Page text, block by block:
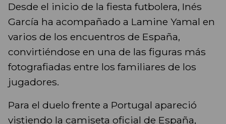
Desde el inicio de la fiesta futbolera, Inés
García ha acompañado a Lamine Yamal en
varios de los encuentros de España,
convirtiéndose en una de las figuras más
fotografiadas entre los familiares de los
jugadores.
Para el duelo frente a Portugal apareció
vistiendo la camiseta oficial de España,